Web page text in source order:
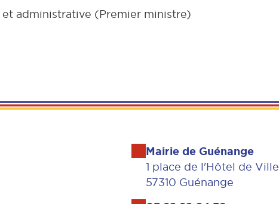
administrative (Premier ministre)
Mairie de Guénange
1 place de l'Hôtel de Ville
57310 Guénange